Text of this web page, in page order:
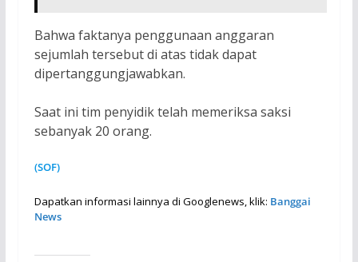
Bahwa faktanya penggunaan anggaran
sejumlah tersebut di atas tidak dapat
dipertanggungjawabkan.
Saat ini tim penyidik telah memeriksa saksi
sebanyak 20 orang.
(SOF)
Dapatkan informasi lainnya di Googlenews, klik: Banggai
News